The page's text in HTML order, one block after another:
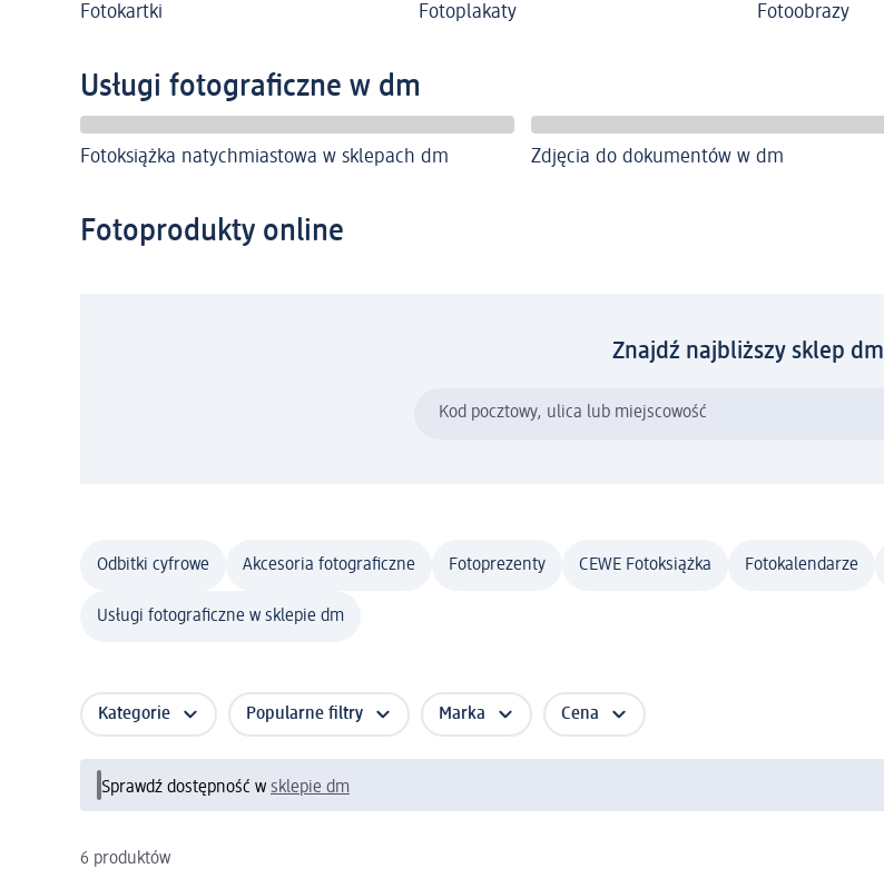
Fotokartki Fotoplakaty Fotoobrazy
Usługi fotograficzne w dm
Fotoksiążka natychmiastowa w sklepach dm Zdjęcia do dokumentów w dm
Fotoprodukty online
Znajdź najbliższy sklep dm
Kod pocztowy, ulica lub miejscowość
Odbitki cyfrowe Akcesoria fotograficzne Fotoprezenty CEWE Fotoksiążka Fotokalendarze
Usługi fotograficzne w sklepie dm
Kategorie Popularne filtry Marka Cena
Sprawdź dostępność w sklepie dm
6 produktów